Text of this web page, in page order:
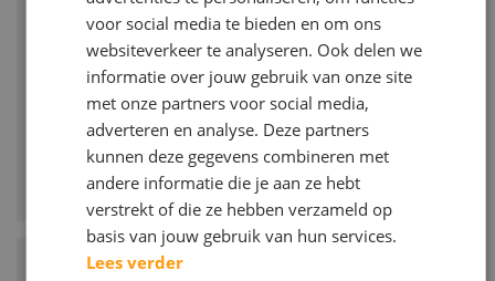
Lees meer
Frans op vakantie
voor social media te bieden en om ons
websiteverkeer te analyseren. Ook delen we
informatie over jouw gebruik van onze site
met onze partners voor social media,
adverteren en analyse. Deze partners
kunnen deze gegevens combineren met
andere informatie die je aan ze hebt
verstrekt of die ze hebben verzameld op
basis van jouw gebruik van hun services.
Lees verder